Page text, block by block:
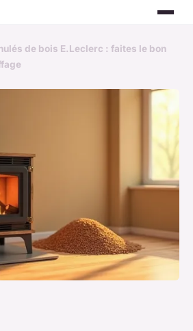
de bois E.Leclerc : faites le bon